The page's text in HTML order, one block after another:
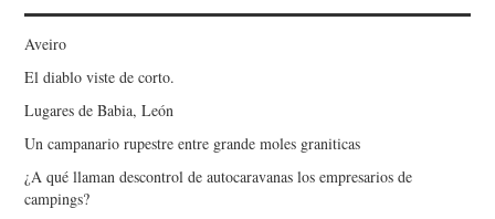
Aveiro
El diablo viste de corto.
Lugares de Babia, León
Un campanario rupestre entre grande moles graniticas
¿A qué llaman descontrol de autocaravanas los empresarios de
campings?